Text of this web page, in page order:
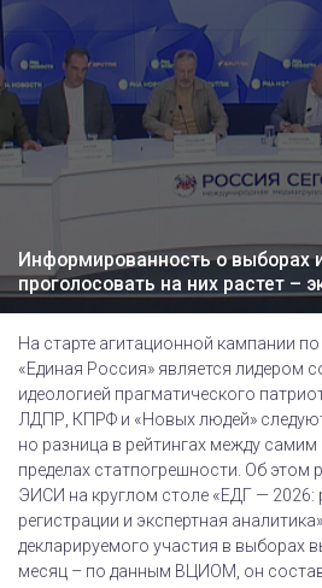
Информированность о выборах
проголосовать на них растет –
На старте агитационной кампании
«Единая Россия» является лидером
идеологией прагматического
ЛДПР, КПРФ и «Новых людей»
но разница в рейтингах между самим
пределах статпогрешности. Об этом
ЭИСИ на круглом столе «ЕДГ — 2026:
регистрации и экспертная
декларируемого участия в выборах
месяц – по данным ВЦИОМ, он